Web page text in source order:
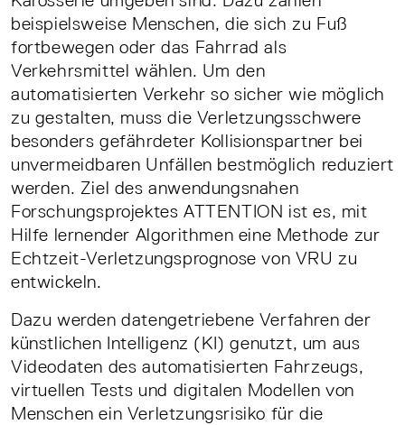
beispielsweise Menschen, die sich zu Fuß
fortbewegen oder das Fahrrad als
Verkehrsmittel wählen. Um den
automatisierten Verkehr so sicher wie möglich
zu gestalten, muss die Verletzungsschwere
besonders gefährdeter Kollisionspartner bei
unvermeidbaren Unfällen bestmöglich reduziert
werden. Ziel des anwendungsnahen
Forschungsprojektes ATTENTION ist es, mit
Hilfe lernender Algorithmen eine Methode zur
Echtzeit-Verletzungsprognose von VRU zu
entwickeln.
Dazu werden datengetriebene Verfahren der
künstlichen Intelligenz (KI) genutzt, um aus
Videodaten des automatisierten Fahrzeugs,
virtuellen Tests und digitalen Modellen von
Menschen ein Verletzungsrisiko für die